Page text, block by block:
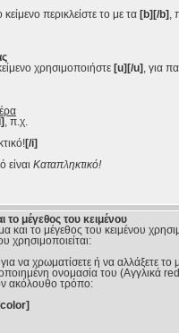
περικλείστε το με τα [b][/b]
,
χρησιμοποιήστε [u][/u]
, για
, π.χ.
[/i]
είναι Καταπληκτικό!
μέγεθος του κειμένου
και το μέγεθος του κειμένου
χρησιμοποιείται:
να χρωματίσετε ή να αλλάξετε το
ονομασία του (Αγγλικά
ακόλουθο τρόπο:
color]